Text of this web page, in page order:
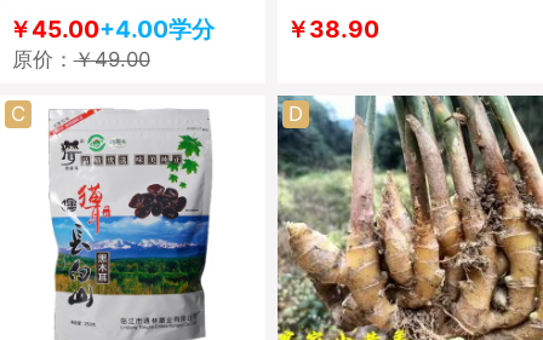
￥45.00+4.00学分
原价：￥49.00
￥38.90
C D